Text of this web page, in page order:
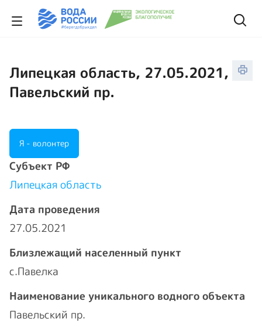
Липецкая область, 27.05.2021,
Павельский пр.
Я - волонтер
Cубъект РФ
Липецкая область
Дата проведения
27.05.2021
Близлежащий населенный пункт
с.Павелка
Наименование уникального водного объекта
Павельский пр.